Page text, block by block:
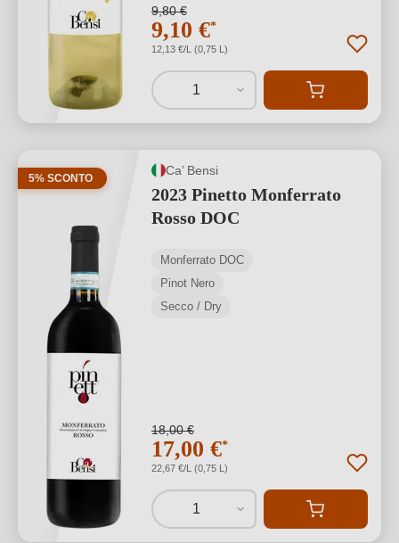
9,80 €
9,10 €*
12,13 €/L (0,75 L)
1
5% SCONTO
Ca’ Bensi
2023 Pinetto Monferrato
Rosso DOC
Monferrato DOC
Pinot Nero
Secco / Dry
18,00 €
17,00 €*
22,67 €/L (0,75 L)
1